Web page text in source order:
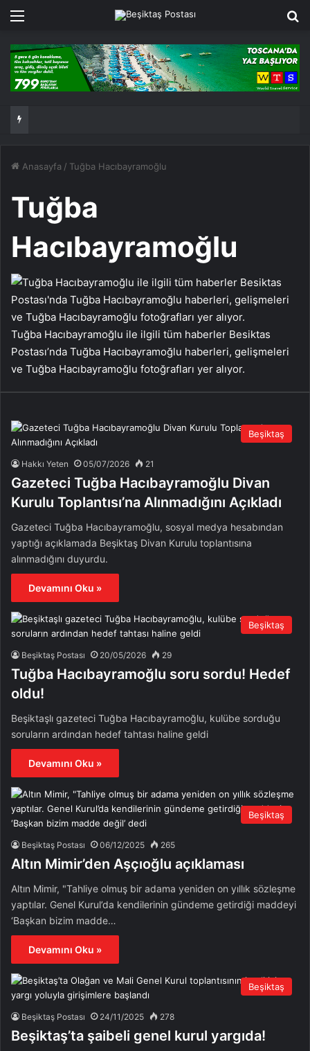
Menü
Anasayfa / Tuğba Hacıbayramoğlu
Tuğba
Hacıbayramoğlu
Tuğba Hacıbayramoğlu ile ilgili tüm haberler Besiktas
Postası’nda Tuğba Hacıbayramoğlu haberleri, gelişmeleri
ve Tuğba Hacıbayramoğlu fotoğrafları yer alıyor.
Beşiktaş
Hakkı Yeten 05/07/2026 21
Gazeteci Tuğba Hacıbayramoğlu Divan
Kurulu Toplantısı’na Alınmadığını Açıkladı
Gazeteci Tuğba Hacıbayramoğlu, sosyal medya hesabından
yaptığı açıklamada Beşiktaş Divan Kurulu toplantısına
alınmadığını duyurdu.
Devamını Oku »
Beşiktaş
Beşiktaş Postası 20/05/2026 29
Tuğba Hacıbayramoğlu soru sordu! Hedef
oldu!
Beşiktaşlı gazeteci Tuğba Hacıbayramoğlu, kulübe sorduğu
soruların ardından hedef tahtası haline geldi
Devamını Oku »
Beşiktaş
Beşiktaş Postası 06/12/2025 265
Altın Mimir’den Aşçıoğlu açıklaması
Altın Mimir, "Tahliye olmuş bir adama yeniden on yıllık sözleşme
yaptılar. Genel Kurul’da kendilerinin gündeme getirdiği maddeyi
‘Başkan bizim madde…
Devamını Oku »
Beşiktaş
Beşiktaş Postası 24/11/2025 278
Beşiktaş’ta şaibeli genel kurul yargıda!